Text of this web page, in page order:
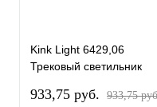
Kink Light 6429,06
Трековый светильник
d40,8 h11,1 Led 15W
933,75 pуб. 933,75